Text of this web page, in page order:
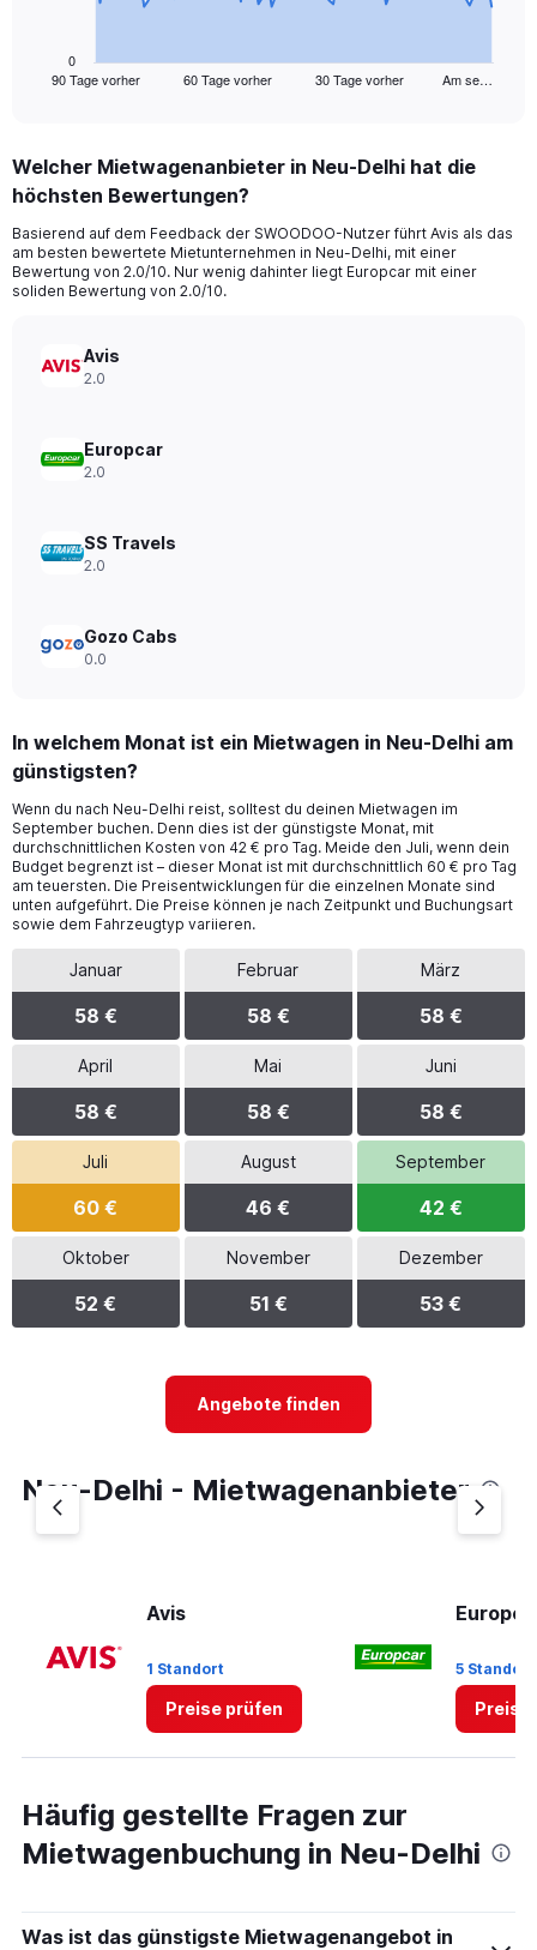
Range:
91
The
chart
has
axis
displaying
0
to
90 Tage vorher 60 Tage vorher 30 Tage vorher Am se…
0
End
Welcher Mietwagenanbieter in Neu-Delhi hat die
höchsten Bewertungen?
Basierend auf dem Feedback der SWOODOO-Nutzer führt Avis als das
am besten bewertete Mietunternehmen in Neu-Delhi, mit einer
Bewertung von 2.0/10. Nur wenig dahinter liegt Europcar mit einer
soliden Bewertung von 2.0/10.
Avis
2.0
Europcar
2.0
SS Travels
2.0
Gozo Cabs
0.0
In welchem Monat ist ein Mietwagen in Neu-Delhi am
günstigsten?
Wenn du nach Neu-Delhi reist, solltest du deinen Mietwagen im
September buchen. Denn dies ist der günstigste Monat, mit
durchschnittlichen Kosten von 42 € pro Tag. Meide den Juli, wenn dein
Budget begrenzt ist – dieser Monat ist mit durchschnittlich 60 € pro Tag
am teuersten. Die Preisentwicklungen für die einzelnen Monate sind
unten aufgeführt. Die Preise können je nach Zeitpunkt und Buchungsart
sowie dem Fahrzeugtyp variieren.
Januar
58 €
Februar
58 €
März
58 €
April
58 €
Mai
58 €
Juni
58 €
Juli
60 €
August
46 €
September
42 €
Oktober
52 €
November
51 €
Dezember
53 €
Angebote finden
Neu-Delhi - Mietwagenanbieter
Avis
1 Standort
Preise prüfen
5
Preise
Häufig gestellte Fragen zur
Mietwagenbuchung in Neu-Delhi
Was ist das günstigste Mietwagenangebot in